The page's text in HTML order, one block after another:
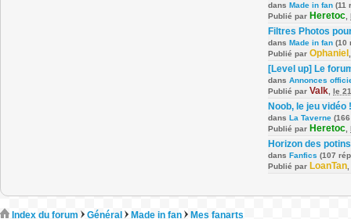
dans Made in fan (11
Publié par Heretoc
Filtres Photos
dans Made in fan (10
Publié par Ophaniel
[Level up] Le
dans Annonces
Publié par Valk le
Noob, le jeu vidéo !
dans La Taverne
Publié par Heretoc
Horizon des potins
dans Fanfics (107
Publié par LoanTan
Index du forum Général Made in fan Mes fanarts